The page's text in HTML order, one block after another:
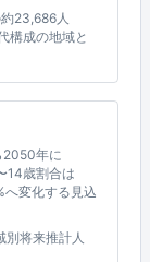
23,686人
構成の地域と
2050年に
14歳割合は
変化する見込
将来推計人